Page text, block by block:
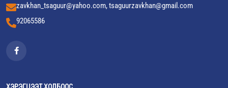
zavkhan_tsaguur@yahoo.com, tsaguurzavkhan@gmail.com
92065586
ХЭРЭГЦЭЭТ ХОЛБООС